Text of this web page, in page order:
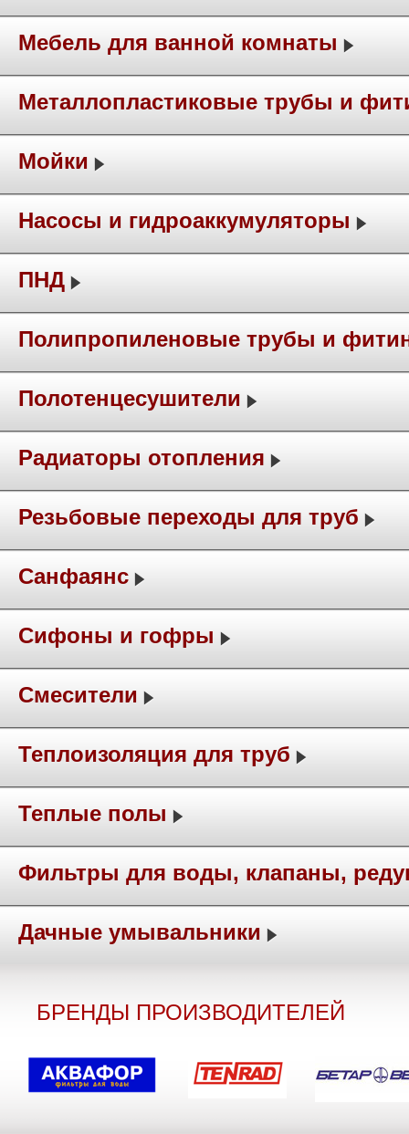
Мебель для ванной комнаты
Металлопластиковые трубы и
Мойки
Насосы и гидроаккумуляторы
ПНД
Полипропиленовые трубы и
Полотенцесушители
Радиаторы отопления
Резьбовые переходы для труб
Санфаянс
Сифоны и гофры
Смесители
Теплоизоляция для труб
Теплые полы
Фильтры для воды, клапаны,
Дачные умывальники
БРЕНДЫ ПРОИЗВОДИТЕЛЕЙ